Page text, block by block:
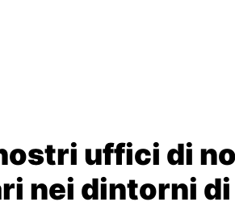
uffici di
nei dintorni